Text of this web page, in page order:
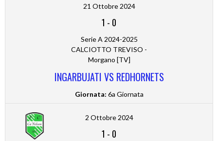
21 Ottobre 2024
1 - 0
Serie A 2024-2025
CALCIOTTO TREVISO -
Morgano [TV]
INGARBUJATI VS REDHORNETS
Giornata: 6a Giornata
2 Ottobre 2024
1 - 0